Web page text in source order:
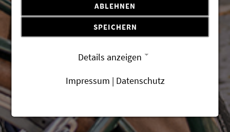
ABLEHNEN
SPEICHERN
Details anzeigen
Impressum | Datenschutz